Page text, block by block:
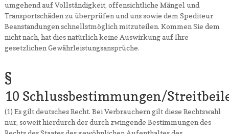
umgehend auf Vollständigkeit, offensichtliche Mängel und
Transportschäden zu überprüfen und uns sowie dem Spediteur
Beanstandungen schnellstmöglich mitzuteilen. Kommen Sie dem
nicht nach, hat dies natürlich keine Auswirkung auf Ihre
gesetzlichen Gewährleistungsansprüche.
§
10 Schlussbestimmungen/
(1) Es gilt deutsches Recht. Bei Verbrauchern gilt diese Rechtswahl
nur, soweit hierdurch der durch zwingende Bestimmungen des